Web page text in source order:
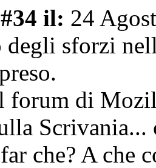
il: 24
sforzi
forum di
Scrivania...
che? A che